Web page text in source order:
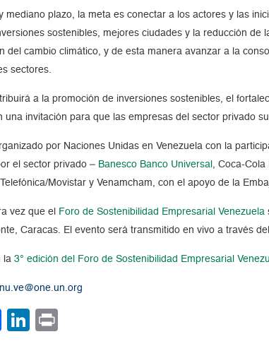
mediano plazo, la meta es conectar a los actores y las
sostenibles, mejores ciudades y la reducción
del cambio climático, y de esta manera avanzar a la
sectores.
a la promoción de inversiones sostenibles, el
una invitación para que las empresas del sector privado
por Naciones Unidas en Venezuela con la
el sector privado – Banesco Banco Universal
, Coca-
Movistar y Venamcham, con el apoyo de la
vez que el Foro de Sostenibilidad Empresarial Venezuela
Caracas. El evento será transmitido en vivo a través
la3° edición del Foro de Sostenibilidad Empresarial
Facebook
LinkedIn